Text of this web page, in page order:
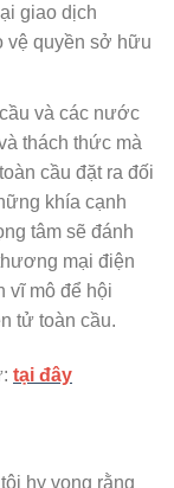
giao dịch
vệ quyền sở hữu
và các nước
thách thức mà
cầu đặt ra đối
khía cạnh
tâm sẽ đánh
mại điện
vĩ mô để hội
tử toàn cầu.
tại đây
hy vọng rằng